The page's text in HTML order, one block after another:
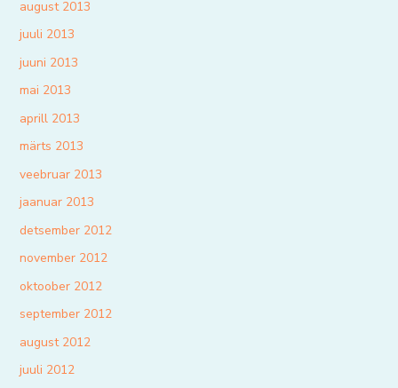
august 2013
juuli 2013
juuni 2013
mai 2013
aprill 2013
märts 2013
veebruar 2013
jaanuar 2013
detsember 2012
november 2012
oktoober 2012
september 2012
august 2012
juuli 2012